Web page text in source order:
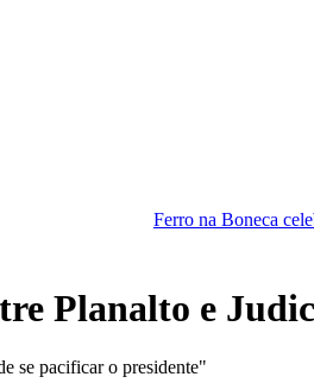
Ferro na Boneca celebra 25 anos
Planalto e
se pacificar o presidente"